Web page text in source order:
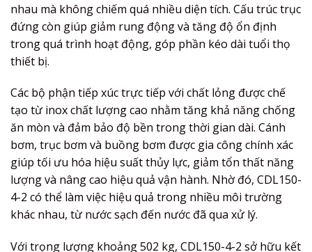
nhau mà không chiếm quá nhiều diện tích. Cấu trúc trục
đứng còn giúp giảm rung động và tăng độ ổn định
trong quá trình hoạt động, góp phần kéo dài tuổi thọ
thiết bị.
Các bộ phận tiếp xúc trực tiếp với chất lỏng được chế
tạo từ inox chất lượng cao nhằm tăng khả năng chống
ăn mòn và đảm bảo độ bền trong thời gian dài. Cánh
bơm, trục bơm và buồng bơm được gia công chính xác
giúp tối ưu hóa hiệu suất thủy lực, giảm tổn thất năng
lượng và nâng cao hiệu quả vận hành. Nhờ đó, CDL150-
4-2 có thể làm việc hiệu quả trong nhiều môi trường
khác nhau, từ nước sạch đến nước đã qua xử lý.
Với trọng lượng khoảng 502 kg, CDL150-4-2 sở hữu kết